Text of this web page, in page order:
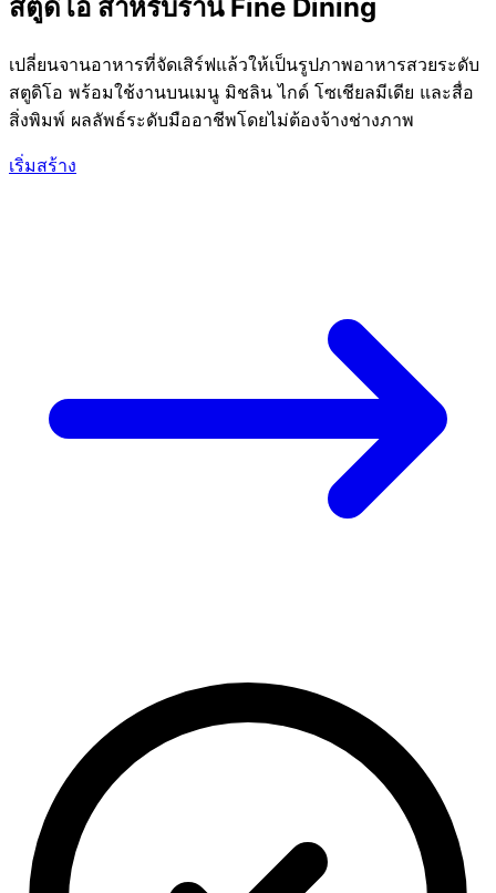
สตูดิโอ สำหรับร้าน Fine Dining
เปลี่ยนจานอาหารที่จัดเสิร์ฟแล้วให้เป็นรูปภาพอาหารสวยระดับ
สตูดิโอ พร้อมใช้งานบนเมนู มิชลิน ไกด์ โซเชียลมีเดีย และสื่อ
สิ่งพิมพ์ ผลลัพธ์ระดับมืออาชีพโดยไม่ต้องจ้างช่างภาพ
เริ่มสร้าง